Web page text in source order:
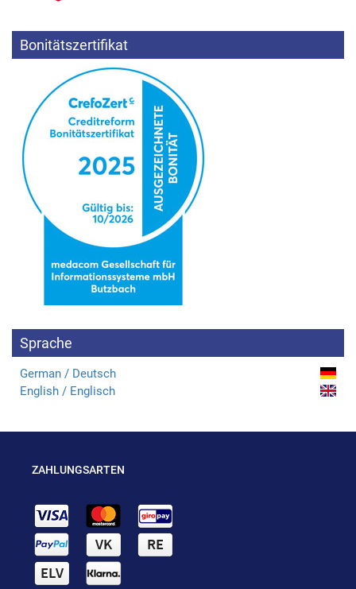
Bonitätszertifikat
Sprache
German / Deutsch
English / Englisch
ZAHLUNGSARTEN